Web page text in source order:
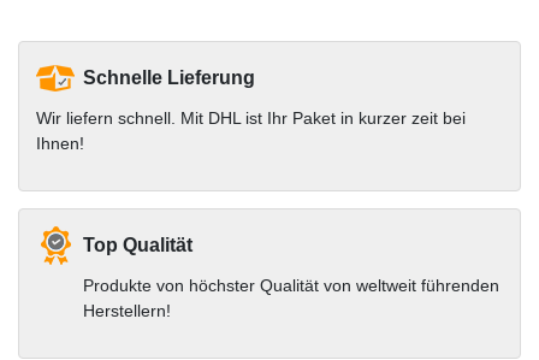
Schnelle Lieferung
Wir liefern schnell. Mit DHL ist Ihr Paket in kurzer zeit bei
Ihnen!
Top Qualität
Produkte von höchster Qualität von weltweit führenden
Herstellern!